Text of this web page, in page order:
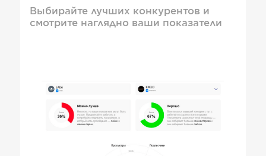
Выбирайте лучших конкурентов и
смотрите наглядно ваши показатели